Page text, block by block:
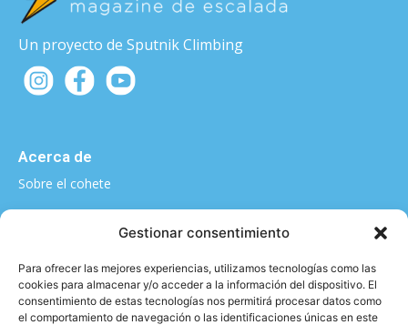
Gestionar consentimiento
Para ofrecer las mejores experiencias, utilizamos tecnologías como las
cookies para almacenar y/o acceder a la información del dispositivo. El
consentimiento de estas tecnologías nos permitirá procesar datos como
el comportamiento de navegación o las identificaciones únicas en este
Un proyecto de Sputnik Climbing
Acerca de
Sobre el cohete
¿Quieres contarnos algo?